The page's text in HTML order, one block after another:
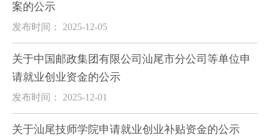
案的公示
发布时间： 2025-12-05
关于中国邮政集团有限公司汕尾市分公司等单位申
请就业创业资金的公示
发布时间： 2025-12-01
关于汕尾技师学院申请就业创业补贴资金的公示